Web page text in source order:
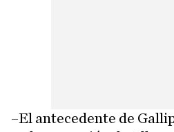
–El antecedente de